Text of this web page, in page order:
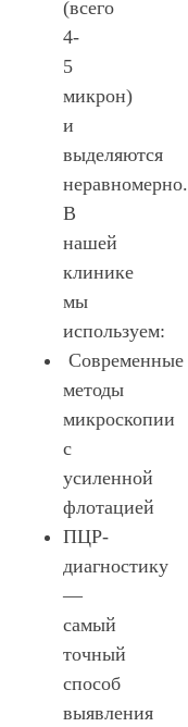
(всего
4-
5
микрон)
и
выделяются
неравномерно.
В
нашей
клинике
мы
используем:
Современные
методы
микроскопии
с
усиленной
флотацией
ПЦР-
диагностику
—
самый
точный
способ
выявления